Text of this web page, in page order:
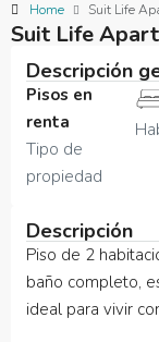
Home Suit Life
Suit Life
Descripción
Pisos en
renta
Tipo de
propiedad
Descripción
Piso de 2
baño completo,
ideal para vivir